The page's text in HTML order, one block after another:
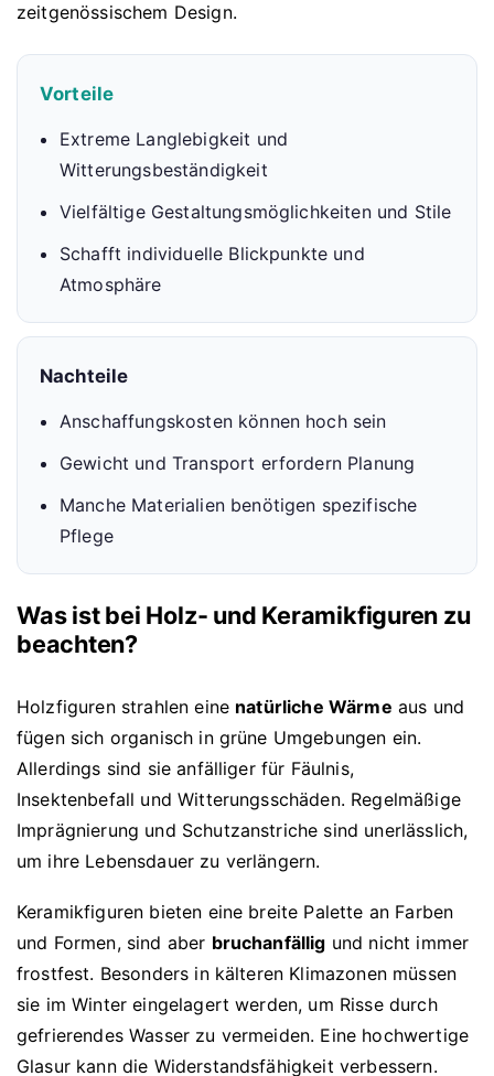
zeitgenössischem Design.
Vorteile
Extreme Langlebigkeit und
Witterungsbeständigkeit
Vielfältige Gestaltungsmöglichkeiten und Stile
Schafft individuelle Blickpunkte und
Atmosphäre
Nachteile
Anschaffungskosten können hoch sein
Gewicht und Transport erfordern Planung
Manche Materialien benötigen spezifische
Pflege
Was ist bei Holz- und Keramikfiguren zu
beachten?
Holzfiguren strahlen eine natürliche Wärme aus und
fügen sich organisch in grüne Umgebungen ein.
Allerdings sind sie anfälliger für Fäulnis,
Insektenbefall und Witterungsschäden. Regelmäßige
Imprägnierung und Schutzanstriche sind unerlässlich,
um ihre Lebensdauer zu verlängern.
Keramikfiguren bieten eine breite Palette an Farben
und Formen, sind aber bruchanfällig und nicht immer
frostfest. Besonders in kälteren Klimazonen müssen
sie im Winter eingelagert werden, um Risse durch
gefrierendes Wasser zu vermeiden. Eine hochwertige
Glasur kann die Widerstandsfähigkeit verbessern.